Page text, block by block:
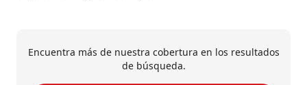
Encuentra más de nuestra cobertura en los resultados
de búsqueda.